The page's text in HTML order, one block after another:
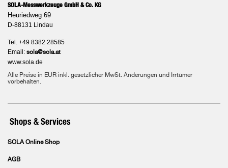
SOLA-Messwerkzeuge GmbH & Co. KG
Heuriedweg 69
D-88131 Lindau
Tel. +49 8382 28585
Email: sola@sola.at
www.sola.de
Alle Preise in EUR inkl. gesetzlicher MwSt. Änderungen und Irrtümer
vorbehalten.
Shops & Services
SOLA Online Shop
AGB